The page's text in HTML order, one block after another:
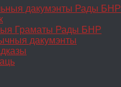
дакумэнты Рады БНР
Граматы Рады БНР
дакумэнты